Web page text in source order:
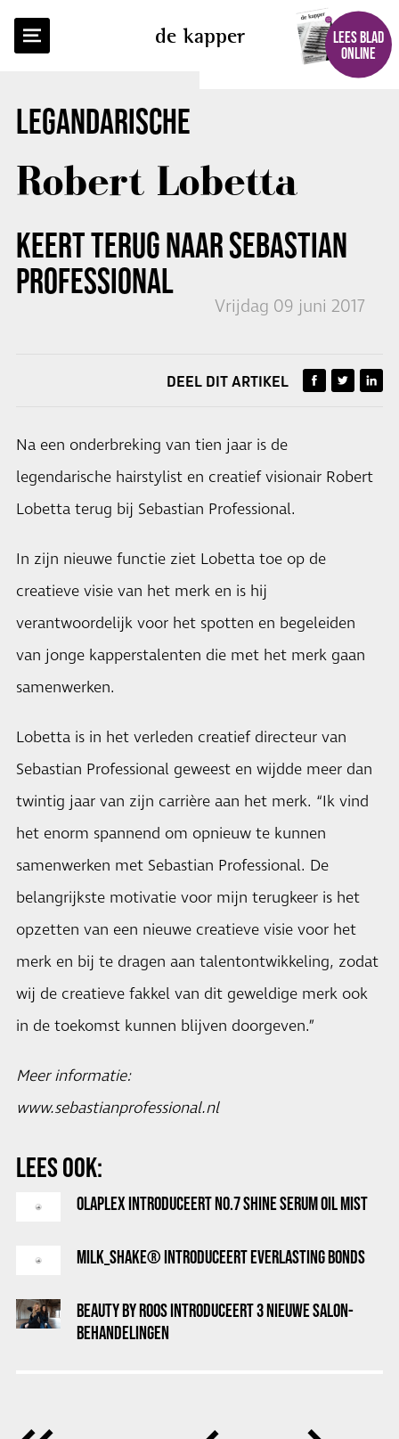
de kapper
LEES BLAD
ONLINE
LEGANDARISCHE
Robert Lobetta
KEERT TERUG NAARSEBASTIAN
PROFESSIONAL
Vrijdag 09 juni 2017
TERUG NAAR OVERZICHT
DEEL DIT ARTIKEL
Na een onderbreking van tien jaar is de
legendarische hairstylist en creatief visionair Robert
Lobetta terug bij Sebastian Professional.
In zijn nieuwe functie ziet Lobetta toe op de
creatieve visie van het merk en is hij
verantwoordelijk voor het spotten en begeleiden
van jonge kapperstalenten die met het merk gaan
samenwerken.
Lobetta is in het verleden creatief directeur van
Sebastian Professional geweest en wijdde meer dan
twintig jaar van zijn carrière aan het merk. “Ik vind
het enorm spannend om opnieuw te kunnen
samenwerken met Sebastian Professional. De
belangrijkste motivatie voor mijn terugkeer is het
opzetten van een nieuwe creatieve visie voor het
merk en bij te dragen aan talentontwikkeling, zodat
wij de creatieve fakkel van dit geweldige merk ook
in de toekomst kunnen blijven doorgeven.”
Meer informatie:
www.sebastianprofessional.nl
LEES OOK:
OLAPLEX INTRODUCEERT NO.7 SHINE SERUM OIL MIST
MILK_SHAKE® INTRODUCEERT EVERLASTING BONDS
BEAUTY BY ROOS INTRODUCEERT 3 NIEUWE SALON-
BEHANDELINGEN